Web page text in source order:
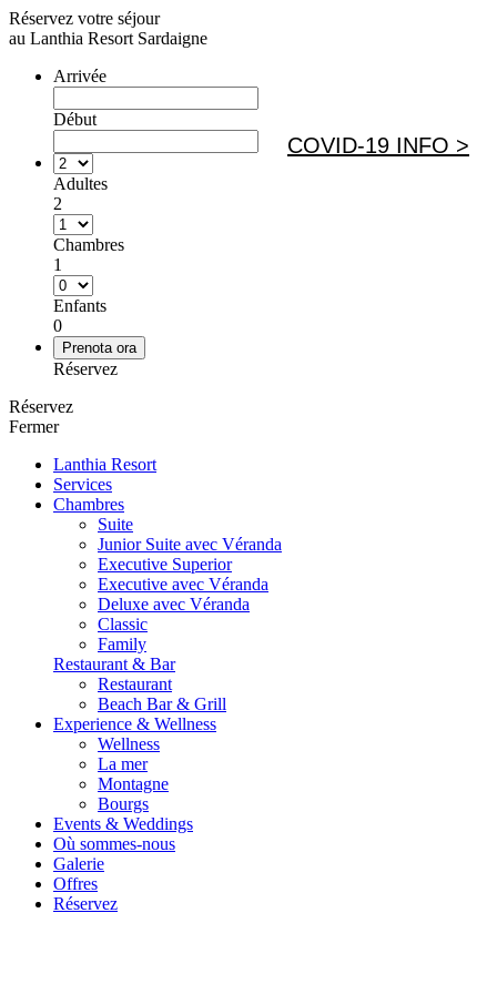
Réservez votre séjour
au Lanthia Resort Sardaigne
Arrivée
Début
Adultes
2
Chambres
1
Enfants
0
Réservez
Réservez
Fermer
Lanthia Resort
Services
Chambres
Suite
Junior Suite avec Véranda
Executive Superior
Executive avec Véranda
Deluxe avec Véranda
Classic
Family
Restaurant & Bar
Restaurant
Beach Bar & Grill
Experience & Wellness
Wellness
La mer
Montagne
Bourgs
Events & Weddings
Où sommes-nous
Galerie
Offres
Réservez
COVID-19 INFO >